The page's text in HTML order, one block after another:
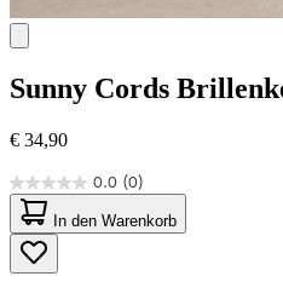
Sunny Cords
€ 34,90
0.0 (0)
0.0
von
5
Sternen.
In den Warenkorb